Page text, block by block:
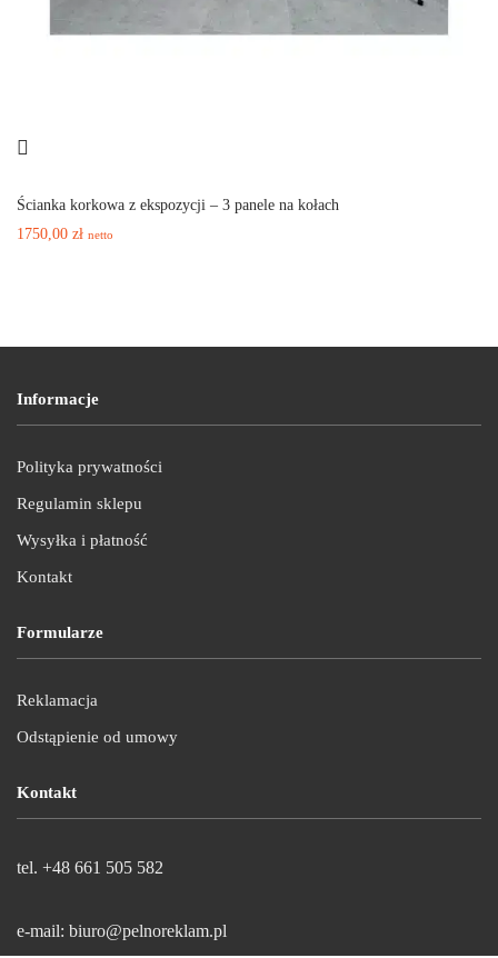
Ścianka korkowa z ekspozycji – 3 panele na kołach
1750,00 zł netto
Informacje
Polityka prywatności
Regulamin sklepu
Wysyłka i płatność
Kontakt
Formularze
Reklamacja
Odstąpienie od umowy
Kontakt
tel. +48 661 505 582
e-mail: biuro@pelnoreklam.pl